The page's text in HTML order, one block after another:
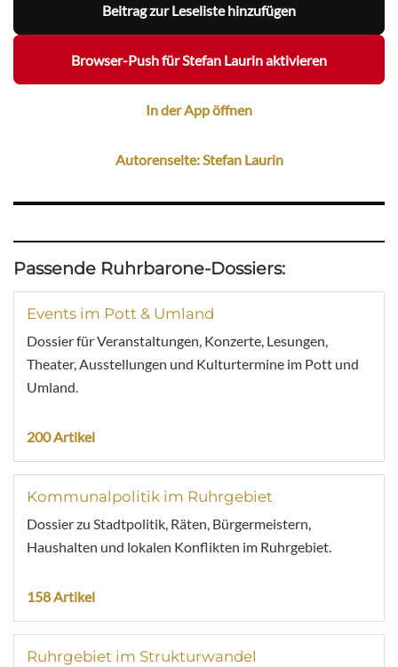
Beitrag zur Leseliste hinzufügen
Browser-Push für Stefan Laurin aktivieren
In der App öffnen
Autorenseite: Stefan Laurin
Passende Ruhrbarone-Dossiers:
Events im Pott & Umland
Dossier für Veranstaltungen, Konzerte, Lesungen,
Theater, Ausstellungen und Kulturtermine im Pott und
Umland.
200 Artikel
Kommunalpolitik im Ruhrgebiet
Dossier zu Stadtpolitik, Räten, Bürgermeistern,
Haushalten und lokalen Konflikten im Ruhrgebiet.
158 Artikel
Ruhrgebiet im Strukturwandel